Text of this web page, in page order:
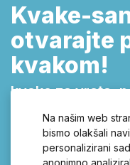
Kvake-
otvarajte
kvakom!
kvake za vrata,
vješalice,
Širok asortiman kvaka
Na našim web
bismo olakšali
personalizirani
anonimno